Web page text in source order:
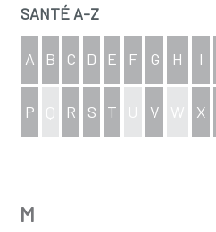
SANTÉ A-Z
A B C D E F G H I
P Q R S T U V W X
M